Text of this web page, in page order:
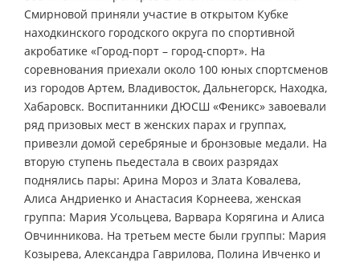
Смирновой приняли участие в открытом Кубке
находкинского городского округа по спортивной
акробатике «Город-порт – город-спорт». На
соревнования приехали около 100 юных спортсменов
из городов Артем, Владивосток, Дальнегорск, Находка,
Хабаровск. Воспитанники ДЮСШ «Феникс» завоевали
ряд призовых мест в женских парах и группах,
привезли домой серебряные и бронзовые медали. На
вторую ступень пьедестала в своих разрядах
поднялись пары: Арина Мороз и Злата Ковалева,
Алиса Андриенко и Анастасия Корнеева, женская
группа: Мария Усольцева, Варвара Корягина и Алиса
Овчинникова. На третьем месте были группы: Мария
Козырева, Александра Гаврилова, Полина Ивченко и